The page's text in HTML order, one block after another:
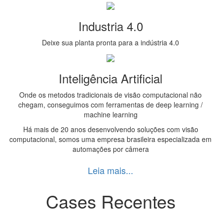
Industria 4.0
Deixe sua planta pronta para a indústria 4.0
Inteligência Artificial
Onde os metodos tradicionais de visão computacional não
chegam, conseguimos com ferramentas de deep learning /
machine learning
Há mais de 20 anos desenvolvendo soluções com visão
computacional, somos uma empresa brasileira especializada em
automações por câmera
Leia mais...
Cases Recentes